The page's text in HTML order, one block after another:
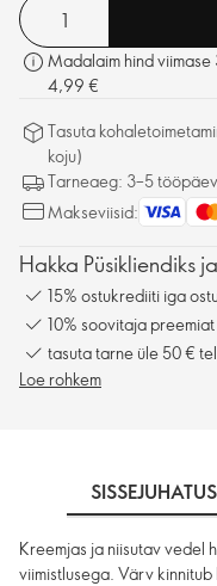
Madalaim hind
4,99 €
Tasuta
koju)
Tarneaeg: 3–5
Makseviisid:
Hakka Püsikliendiks
15% ostukrediiti iga
10% soovitaja
tasuta tarne üle 50 €
Loe rohkem
SISSEJUHATUS
Kreemjas ja niisutav vedel
viimistlusega. Värv